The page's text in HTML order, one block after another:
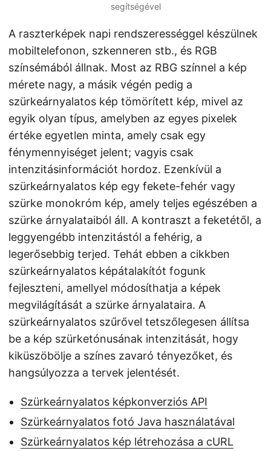
segítségével
A raszterképek napi rendszerességgel készülnek
mobiltelefonon, szkenneren stb., és RGB
színsémából állnak. Most az RBG színnel a kép
mérete nagy, a másik végén pedig a
szürkeárnyalatos kép tömörített kép, mivel az
egyik olyan típus, amelyben az egyes pixelek
értéke egyetlen minta, amely csak egy
fénymennyiséget jelent; vagyis csak
intenzitásinformációt hordoz. Ezenkívül a
szürkeárnyalatos kép egy fekete-fehér vagy
szürke monokróm kép, amely teljes egészében a
szürke árnyalataiból áll. A kontraszt a feketétől, a
leggyengébb intenzitástól a fehérig, a
legerősebbig terjed. Tehát ebben a cikkben
szürkeárnyalatos képátalakítót fogunk
fejleszteni, amellyel módosíthatja a képek
megvilágítását a szürke árnyalataira. A
szürkeárnyalatos szűrővel tetszőlegesen állítsa
be a kép szürketónusának intenzitását, hogy
kiküszöbölje a színes zavaró tényezőket, és
hangsúlyozza a tervek jelentését.
Szürkeárnyalatos képkonverziós API
Szürkeárnyalatos fotó Java használatával
Szürkeárnyalatos kép létrehozása a cURL